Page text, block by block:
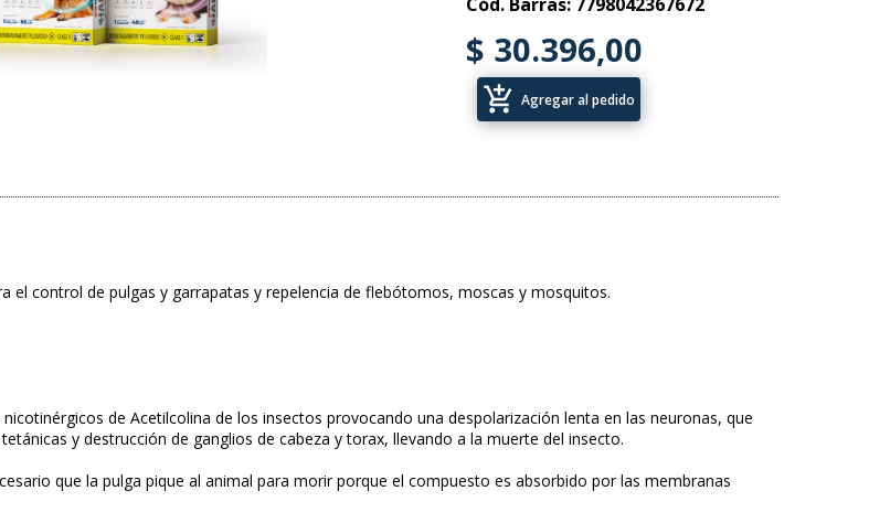
$ 30.396,00
add_shopping_cart Agregar al pedido
el control de pulgas y garrapatas y repelencia de flebótomos, moscas y mosquitos.
de Acetilcolina de los insectos provocando una despolarización lenta en las neuronas, que
y destrucción de ganglios de cabeza y torax, llevando a la muerte del insecto.
que la pulga pique al animal para morir porque el compuesto es absorbido por las membranas